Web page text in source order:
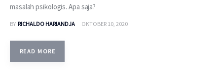
Mengapa Good Doctor
Berita
Layanan
masalah psikologis. Apa saja?
BY RICHALDO HARIANDJA OKTOBER 10, 2020
READ MORE